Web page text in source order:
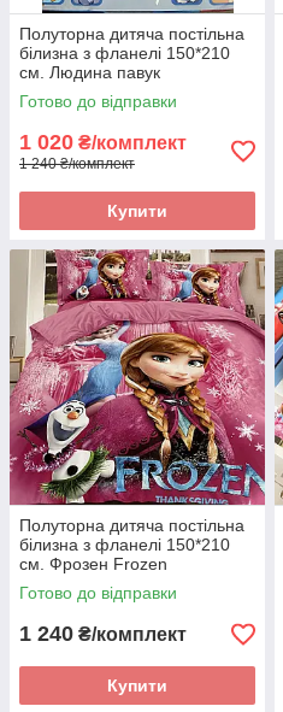
Полуторна дитяча постільна
білизна з фланелі 150*210
см. Людина павук
Готово до відправки
1 020 ₴/комплект
1 240 ₴/комплект
Купити
Полуторна дитяча постільна
білизна з фланелі 150*210
см. Фрозен Frozen
Готово до відправки
1 240 ₴/комплект
Купити